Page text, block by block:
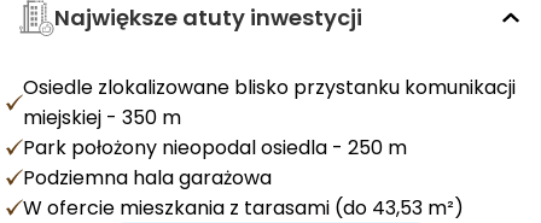
Największe atuty inwestycji
Osiedle zlokalizowane blisko przystanku komunikacji
miejskiej - 350 m
Park położony nieopodal osiedla - 250 m
Podziemna hala garażowa
W ofercie mieszkania z tarasami (do 43,53 m²)